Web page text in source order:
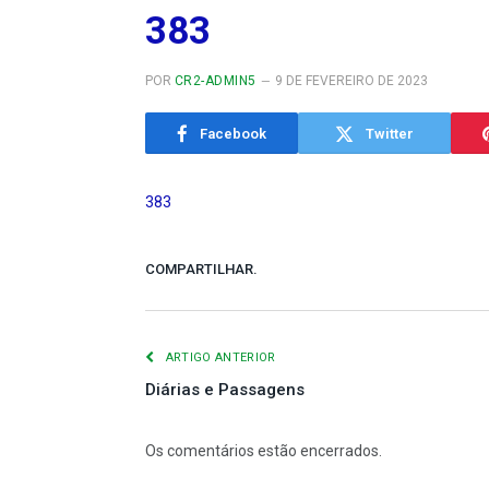
383
POR CR2-ADMIN5 9 DE FEVEREIRO DE 2023
Facebook Twitter
383
COMPARTILHAR.
ARTIGO ANTERIOR
Diárias e Passagens
Os comentários estão encerrados.